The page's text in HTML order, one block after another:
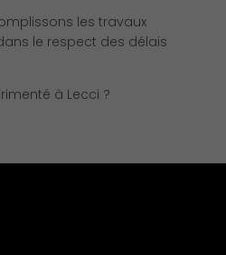
les travaux
le respect des délais
à Lecci ?